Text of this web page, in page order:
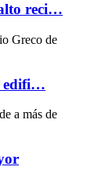
reci…
edifi…